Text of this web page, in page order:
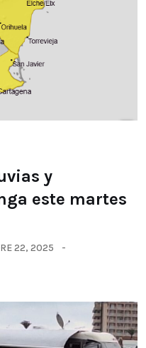
y
este martes
22, 2025